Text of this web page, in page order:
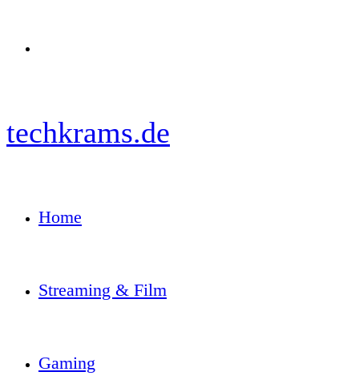
techkrams.de
Home
Streaming & Film
Gaming